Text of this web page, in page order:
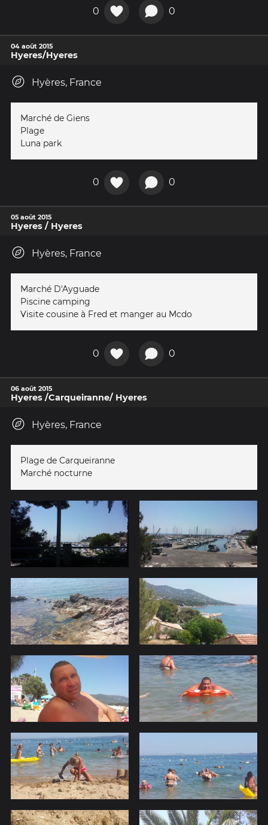
0 0
04 août 2015
Hyeres/Hyeres
Hyères, France
Marché de Giens
Plage
Luna park
0 0
05 août 2015
Hyeres / Hyeres
Hyères, France
Marché D'Ayguade
Piscine camping
Visite cousine à Fred et manger au Mcdo
0 0
06 août 2015
Hyeres /Carqueiranne/ Hyeres
Hyères, France
Plage de Carqueiranne
Marché nocturne